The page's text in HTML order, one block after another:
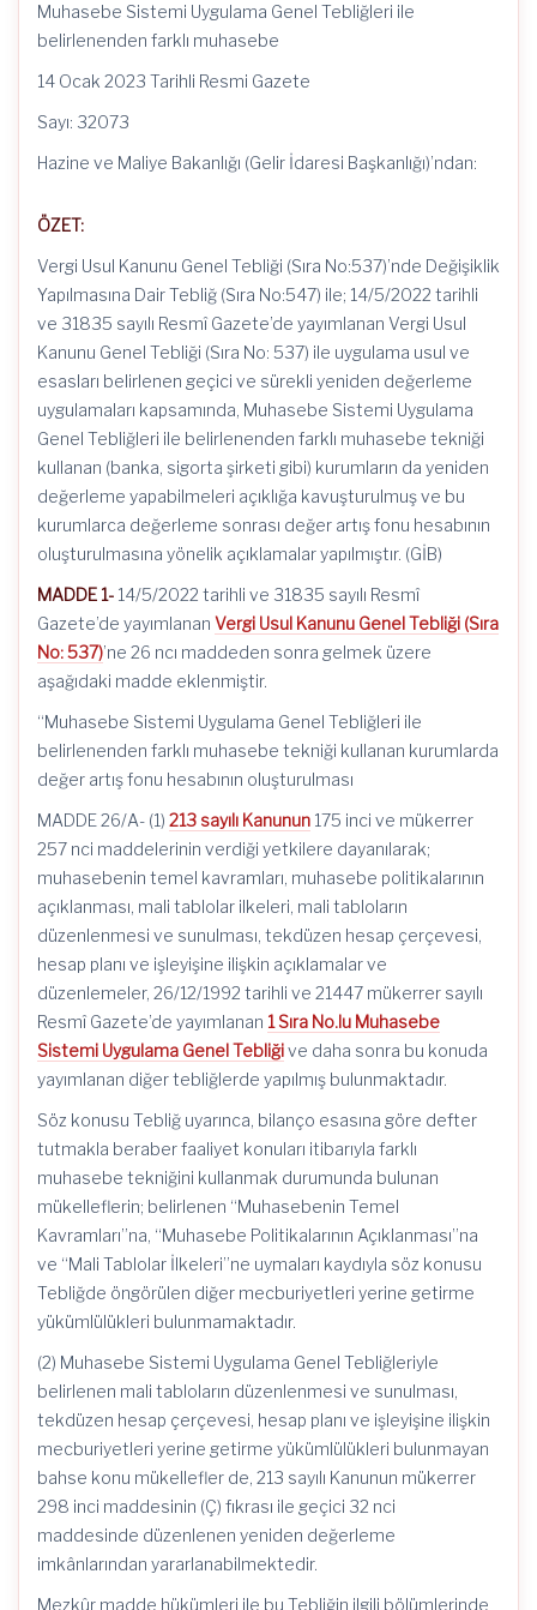
Muhasebe Sistemi Uygulama Genel Tebliğleri ile
belirlenenden farklı muhasebe
14 Ocak 2023 Tarihli Resmi Gazete
Sayı: 32073
Hazine ve Maliye Bakanlığı (Gelir İdaresi Başkanlığı)’ndan:
ÖZET:
Vergi Usul Kanunu Genel Tebliği (Sıra No:537)’nde Değişiklik
Yapılmasına Dair Tebliğ (Sıra No:547) ile; 14/5/2022 tarihli
ve 31835 sayılı Resmî Gazete’de yayımlanan Vergi Usul
Kanunu Genel Tebliği (Sıra No: 537) ile uygulama usul ve
esasları belirlenen geçici ve sürekli yeniden değerleme
uygulamaları kapsamında, Muhasebe Sistemi Uygulama
Genel Tebliğleri ile belirlenenden farklı muhasebe tekniği
kullanan (banka, sigorta şirketi gibi) kurumların da yeniden
değerleme yapabilmeleri açıklığa kavuşturulmuş ve bu
kurumlarca değerleme sonrası değer artış fonu hesabının
oluşturulmasına yönelik açıklamalar yapılmıştır. (GİB)
MADDE 1- 14/5/2022 tarihli ve 31835 sayılı Resmî
Gazete’de yayımlanan Vergi Usul Kanunu Genel Tebliği (Sıra
No: 537)’ne 26 ncı maddeden sonra gelmek üzere
aşağıdaki madde eklenmiştir.
“Muhasebe Sistemi Uygulama Genel Tebliğleri ile
belirlenenden farklı muhasebe tekniği kullanan kurumlarda
değer artış fonu hesabının oluşturulması
MADDE 26/A- (1) 213 sayılı Kanunun 175 inci ve mükerrer
257 nci maddelerinin verdiği yetkilere dayanılarak;
muhasebenin temel kavramları, muhasebe politikalarının
açıklanması, mali tablolar ilkeleri, mali tabloların
düzenlenmesi ve sunulması, tekdüzen hesap çerçevesi,
hesap planı ve işleyişine ilişkin açıklamalar ve
düzenlemeler, 26/12/1992 tarihli ve 21447 mükerrer sayılı
Resmî Gazete’de yayımlanan 1 Sıra No.lu Muhasebe
Sistemi Uygulama Genel Tebliğive daha sonra bu konuda
yayımlanan diğer tebliğlerde yapılmış bulunmaktadır.
Söz konusu Tebliğ uyarınca, bilanço esasına göre defter
tutmakla beraber faaliyet konuları itibarıyla farklı
muhasebe tekniğini kullanmak durumunda bulunan
mükelleflerin; belirlenen “Muhasebenin Temel
Kavramları”na, “Muhasebe Politikalarının Açıklanması”na
ve “Mali Tablolar İlkeleri”ne uymaları kaydıyla söz konusu
Tebliğde öngörülen diğer mecburiyetleri yerine getirme
yükümlülükleri bulunmamaktadır.
(2) Muhasebe Sistemi Uygulama Genel Tebliğleriyle
belirlenen mali tabloların düzenlenmesi ve sunulması,
tekdüzen hesap çerçevesi, hesap planı ve işleyişine ilişkin
mecburiyetleri yerine getirme yükümlülükleri bulunmayan
bahse konu mükellefler de, 213 sayılı Kanunun mükerrer
298 inci maddesinin (Ç) fıkrası ile geçici 32 nci
maddesinde düzenlenen yeniden değerleme
imkânlarından yararlanabilmektedir.
Mezkûr madde hükümleri ile bu Tebliğin ilgili bölümlerinde